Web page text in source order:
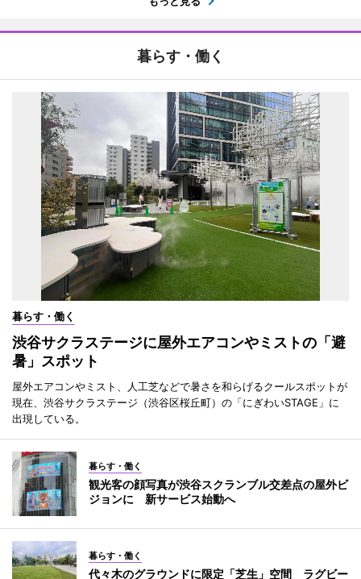
暮らす・働く
暮らす・働く
渋谷サクラステージに屋外エアコンやミストの「避
暑」スポット
屋外エアコンやミスト、人工芝などで暑さを和らげるクールスポットが
現在、渋谷サクラステージ（渋谷区桜丘町）の「にぎわいSTAGE」に
出現している。
暮らす・働く
観光客の顔写真が渋谷スクランブル交差点の屋外ビ
ジョンに 新サービス始動へ
暮らす・働く
代々木のグラウンドに限定「芝生」空間 ラグビー